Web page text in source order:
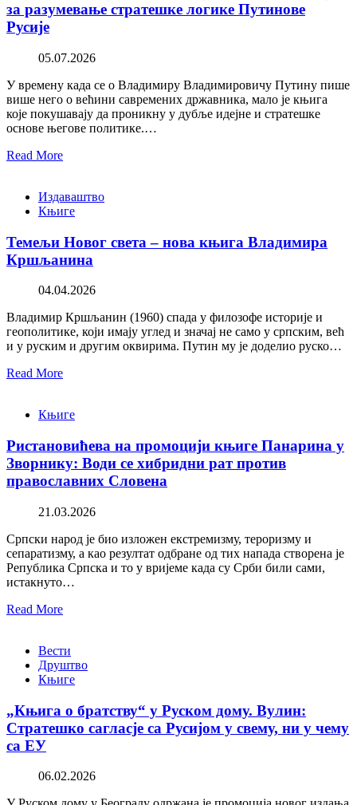
за разумевање стратешке логике Путинове
Русије
05.07.2026
У времену када се о Владимиру Владимировичу Путину пише
више него о већини савремених државника, мало је књига
које покушавају да проникну у дубље идејне и стратешке
основе његове политике.…
Read More
Издаваштво
Књиге
Темељи Новог света – нова књига Владимира
Кршљанина
04.04.2026
Владимир Кршљанин (1960) спада у филозофе историје и
геополитике, који имају углед и значај не само у српским, већ
и у руским и другим оквирима. Путин му је доделио руско…
Read More
Књиге
Ристановићева на промоцији књиге Панарина у
Зворнику: Води се хибридни рат против
православних Словена
21.03.2026
Српски народ је био изложен екстремизму, тероризму и
сепаратизму, а као резултат одбране од тих напада створена је
Република Српска и то у вријеме када су Срби били сами,
истакнуто…
Read More
Вести
Друштво
Књиге
„Књига о братству“ у Руском дому. Вулин:
Стратешко сагласје са Русијом у свему, ни у чему
са ЕУ
06.02.2026